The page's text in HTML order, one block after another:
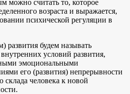
можно считать то, которое
возраста и выражается,
психической регуляции в
развития будем называть
условий развития,
эмоциональными
его (развития) непрерывности
склада человека к новой